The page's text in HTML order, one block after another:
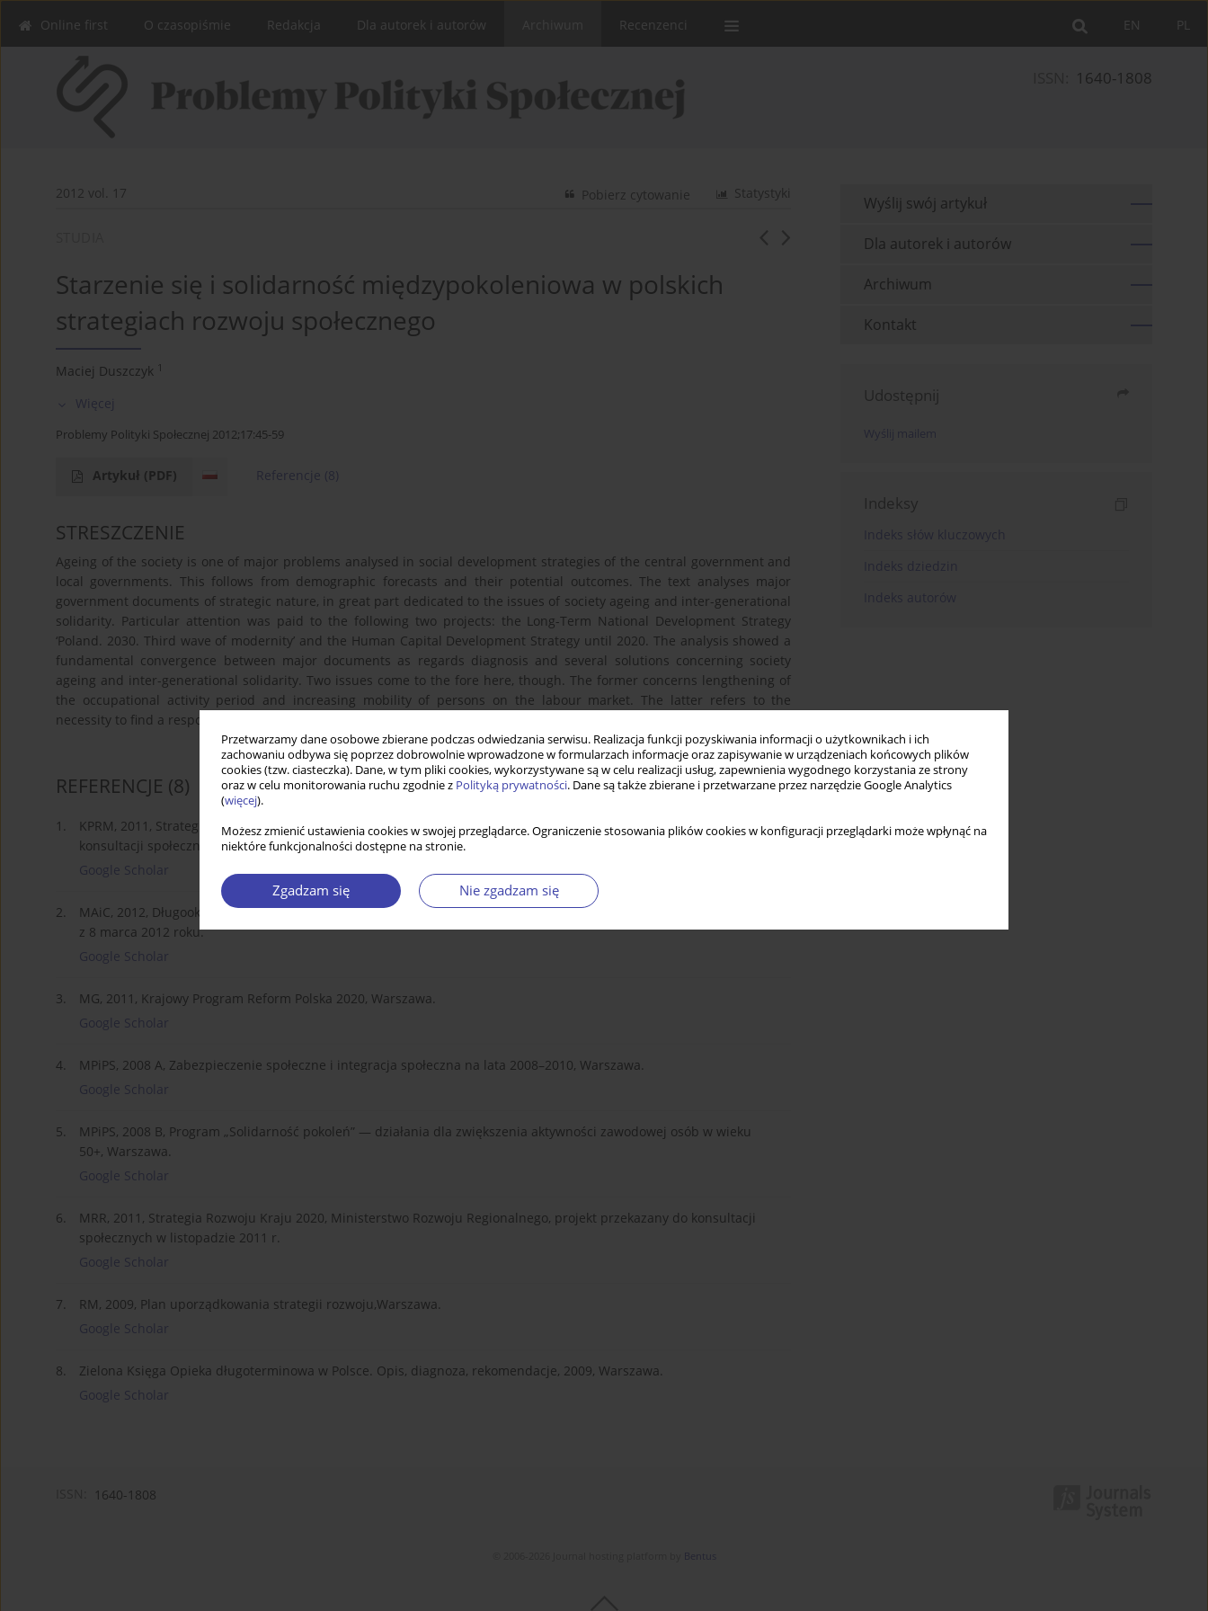
Przetwarzamy dane osobowe zbierane podczas odwiedzania serwisu. Realizacja funkcji pozyskiwania informacji o użytkownikach i ich
zachowaniu odbywa się poprzez dobrowolnie wprowadzone w formularzach informacje oraz zapisywanie w urządzeniach końcowych plików
cookies (tzw. ciasteczka). Dane, w tym pliki cookies, wykorzystywane są w celu realizacji usług, zapewnienia wygodnego korzystania ze strony
oraz w celu monitorowania ruchu zgodnie z Polityką prywatności. Dane są także zbierane i przetwarzane przez narzędzie Google Analytics
(więcej).
Możesz zmienić ustawienia cookies w swojej przeglądarce. Ograniczenie stosowania plików cookies w konfiguracji przeglądarki może wpłynąć na
niektóre funkcjonalności dostępne na stronie.
Zgadzam się Nie zgadzam się
PL
EN
Online first O czasopiśmie Redakcja Dla autorek i autorów Recenzenci
1640-1808
2012 vol. 17 Statystyki
Pobierz cytowanie
Starzenie się i solidarność międzypokoleniowa w polskich
strategiach rozwoju społecznego
Maciej Duszczyk 1
Więcej
Problemy Polityki Społecznej 2012;17:45-59
Artykuł (PDF) Referencje (8)
STRESZCZENIE
Ageing of the society is one of major problems analysed in social development strategies of the central government and
local governments. This follows from demographic forecasts and their potential outcomes. The text analyses major
government documents of strategic nature, in great part dedicated to the issues of society ageing and inter-generational
solidarity. Particular attention was paid to the following two projects: the Long-Term National Development Strategy
‘Poland. 2030. Third wave of modernity’ and the Human Capital Development Strategy until 2020. The analysis showed a
fundamental convergence between major documents as regards diagnosis and several solutions concerning society
ageing and inter-generational solidarity. Two issues come to the fore here, though. The former concerns lengthening of
the occupational activity period and increasing mobility of persons on the labour market. The latter refers to the
necessity to find a response to challenges related to growth of the number of elderly people, who will need care support.
REFERENCJE (8)
1.
KPRM, 2011, Strategia Rozwoju Kapitału Ludzkiego, Kancelaria Prezesa Rady Ministrów, projekt przekazany do
konsultacji społecznych w listopadzie 2011 r.
Google Scholar
2.
MAiC, 2012, Długookresowa Strategia Rozwoju Kraju Polska 2030 — Trzecia fala nowoczesności, 2012, Tom II, projekt
z 8 marca 2012 roku.
Google Scholar
3.
MG, 2011, Krajowy Program Reform Polska 2020, Warszawa.
Google Scholar
4.
MPiPS, 2008 A, Zabezpieczenie społeczne i integracja społeczna na lata 2008–2010, Warszawa.
Google Scholar
5.
MPiPS, 2008 B, Program „Solidarność pokoleń” — działania dla zwiększenia aktywności zawodowej osób w wieku
50+, Warszawa.
Google Scholar
6.
MRR, 2011, Strategia Rozwoju Kraju 2020, Ministerstwo Rozwoju Regionalnego, projekt przekazany do konsultacji
społecznych w listopadzie 2011 r.
Google Scholar
7.
RM, 2009, Plan uporządkowania strategii rozwoju,Warszawa.
Google Scholar
8.
Zielona Księga Opieka długoterminowa w Polsce. Opis, diagnoza, rekomendacje, 2009, Warszawa.
Google Scholar
Wyślij swój artykuł
Dla autorek i autorów
Archiwum
Kontakt
Udostępnij
Wyślij mailem
Indeksy
Indeks słów kluczowych
Indeks dziedzin
Indeks autorów
1640-1808
Bentus